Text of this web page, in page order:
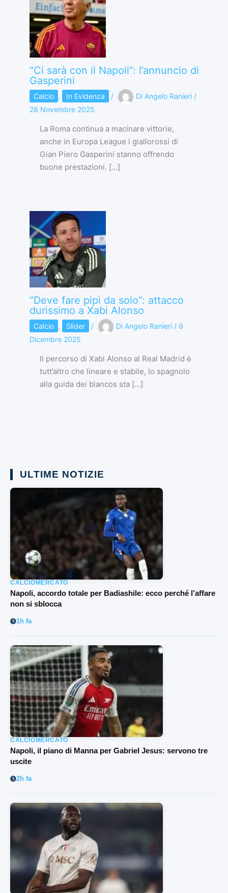
“Ci sarà con il Napoli”: l’annuncio di
Gasperini
Calcio , In Evidenza / Di Angelo Ranieri /
28 Novembre 2025
La Roma continua a macinare vittorie,
anche in Europa League i giallorossi di
Gian Piero Gasperini stanno offrendo
buone prestazioni. […]
“Deve fare pipì da solo”: attacco
durissimo a Xabi Alonso
Calcio , Slider / Di Angelo Ranieri / 9
Dicembre 2025
Il percorso di Xabi Alonso al Real Madrid è
tutt’altro che lineare e stabile, lo spagnolo
alla guida dei blancos sta […]
ULTIME NOTIZIE
CALCIOMERCATO
Napoli, accordo totale per Badiashile: ecco perché l’affare
non si sblocca
1h fa
CALCIOMERCATO
Napoli, il piano di Manna per Gabriel Jesus: servono tre
uscite
2h fa